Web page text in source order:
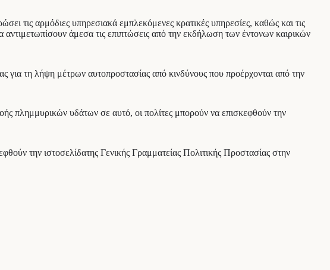
τις αρμόδιες υπηρεσιακά εμπλεκόμενες κρατικές υπηρεσίες, καθώς και τις
αντιμετωπίσουν άμεσα τις επιπτώσεις από την εκδήλωση των έντονων καιρικών
για τη λήψη μέτρων αυτοπροστασίας από κινδύνους που προέρχονται από την
πλημμυρικών υδάτων σε αυτό, οι πολίτες μπορούν να επισκεφθούν την
την ιστοσελίδατης Γενικής Γραμματείας Πολιτικής Προστασίας στην